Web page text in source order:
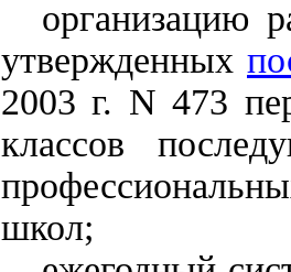
организацию
утвержденных
2003 г. N 473
классов
школ;